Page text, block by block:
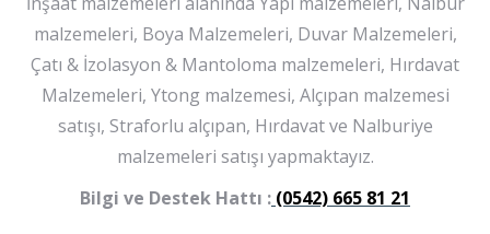
malzemeleri, Boya Malzemeleri, Duvar Malzemeleri,
Çatı & İzolasyon & Mantoloma malzemeleri, Hırdavat
Malzemeleri, Ytong malzemesi, Alçıpan malzemesi
satışı, Straforlu alçıpan, Hırdavat ve Nalburiye
malzemeleri satışı yapmaktayız.
Bilgi ve Destek Hattı : (0542) 665 81 21